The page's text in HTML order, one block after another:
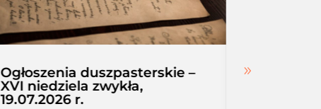
Ogłoszenia duszpasterskie –
XVI niedziela zwykła,
19.07.2026 r.